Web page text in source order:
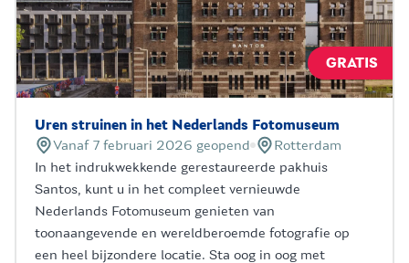
GRATIS
Uren struinen in het Nederlands Fotomuseum
Vanaf 7 februari 2026 geopend
Rotterdam
In het indrukwekkende gerestaureerde pakhuis
Santos, kunt u in het compleet vernieuwde
Nederlands Fotomuseum genieten van
toonaangevende en wereldberoemde fotografie op
een heel bijzondere locatie. Sta oog in oog met